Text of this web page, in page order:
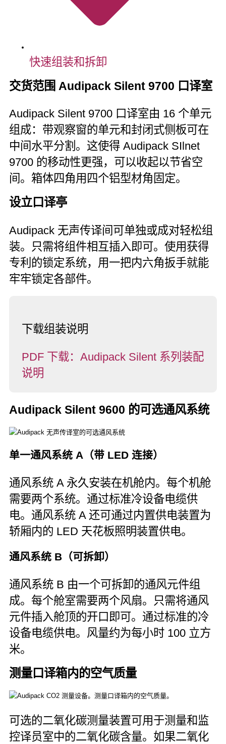
快速组装和拆卸
交货范围 Audipack Silent 9700 口译室
Audipack Silent 9700 口译室由 16 个单元
组成：带观察窗的单元和封闭式侧板可在
中间水平分割。这使得 Audipack SIlnet
9700 的移动性更强，可以收起以节省空
间。箱体四角用四个铝型材角固定。
设立口译亭
Audipack 无声传译间可单独或成对轻松组
装。只需将组件相互插入即可。使用获得
专利的锁定系统，用一把内六角扳手就能
牢牢锁定各部件。
下载组装说明
PDF 下载：Audipack Silent 系列装配
说明
Audipack Silent 9600 的可选通风系统
单一通风系统 A（带 LED 连接）
通风系统 A 永久安装在机舱内。每个机舱
需要两个系统。通过标准冷设备电缆供
电。通风系统 A 还可通过内置供电装置为
轿厢内的 LED 天花板照明装置供电。
通风系统 B（可拆卸）
通风系统 B 由一个可拆卸的通风元件组
成。每个舱室需要两个风扇。只需将通风
元件插入舱顶的开口即可。通过标准的冷
设备电缆供电。风量约为每小时 100 立方
米。
测量口译箱内的空气质量
可选的二氧化碳测量装置可用于测量和监
控译员室中的二氧化碳含量。如果二氧化